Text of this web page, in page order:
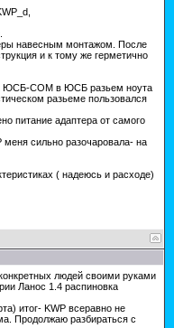
навесным монтажом. После
и к тому же герметично
ЮСБ-СОМ в ЮСБ разьем ноута
разьеме пользовался
питание адаптера от самого
сильно разочаровала- на
( надеюсь и расходе)
людей своими руками
Ланос 1.4 распиновка
итог- KWP всеравно не
Продолжаю разбираться с